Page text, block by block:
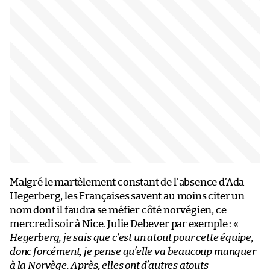
Malgré le martèlement constant de l’absence d’Ada
Hegerberg, les Françaises savent au moins citer un
nom dont il faudra se méfier côté norvégien, ce
mercredi soir à Nice. Julie Debever par exemple : «
Hegerberg, je sais que c’est un atout pour cette équipe,
donc forcément, je pense qu’elle va beaucoup manquer
à la Norvège. Après, elles ont d’autres atouts